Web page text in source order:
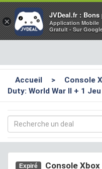
×
JVDeal.fr :
Application Mobile
Gratuit - Sur
Accueil >
Console
Duty: World War II + 1
Expiré
Console Xbox